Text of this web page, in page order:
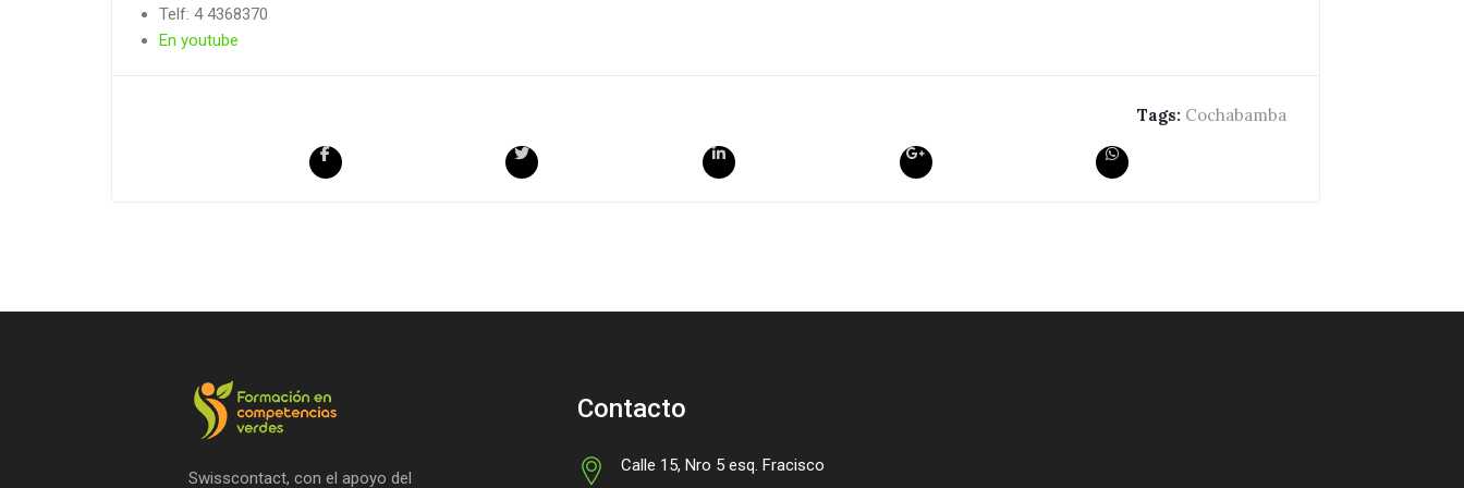
Telf: 4 4368370
En youtube
Tags: Cochabamba
Swisscontact, con el apoyo del
Contacto
Calle 15, Nro 5 esq. Fracisco